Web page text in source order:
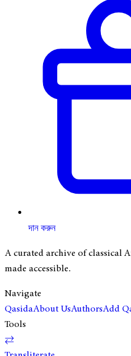
দান করুন
A curated archive of classical
made accessible.
Navigate
QasidaAbout UsAuthorsAdd
Tools
⇄